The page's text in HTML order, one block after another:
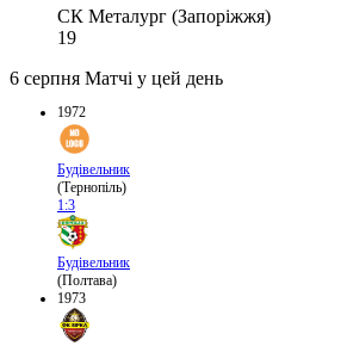
СК Металург (Запоріжжя)
19
6 серпня Матчі у цей день
1972
Будівельник
(Тернопіль)
1:3
Будівельник
(Полтава)
1973